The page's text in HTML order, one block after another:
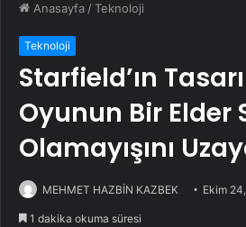
Anasayfa /Teknoloji
Teknoloji
Starfield’ın
Oyunun Bir Elder
Olamayışını
MEHMET HAZBİN KAZBEK Ekim
1 dakika okuma süresi